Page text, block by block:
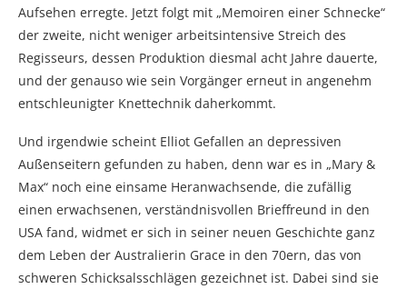
Aufsehen erregte. Jetzt folgt mit „Memoiren einer Schnecke“
der zweite, nicht weniger arbeitsintensive Streich des
Regisseurs, dessen Produktion diesmal acht Jahre dauerte,
und der genauso wie sein Vorgänger erneut in angenehm
entschleunigter Knettechnik daherkommt.
Und irgendwie scheint Elliot Gefallen an depressiven
Außenseitern gefunden zu haben, denn war es in „Mary &
Max“ noch eine einsame Heranwachsende, die zufällig
einen erwachsenen, verständnisvollen Brieffreund in den
USA fand, widmet er sich in seiner neuen Geschichte ganz
dem Leben der Australierin Grace in den 70ern, das von
schweren Schicksalsschlägen gezeichnet ist. Dabei sind sie